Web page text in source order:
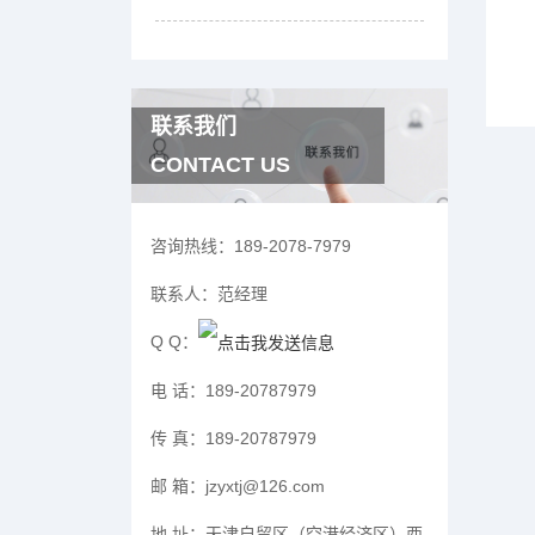
联系我们
CONTACT US
咨询热线： 189-2078-7979
联系人： 范经理
Q Q：
电 话： 189-20787979
传 真： 189-20787979
邮 箱： jzyxtj@126.com